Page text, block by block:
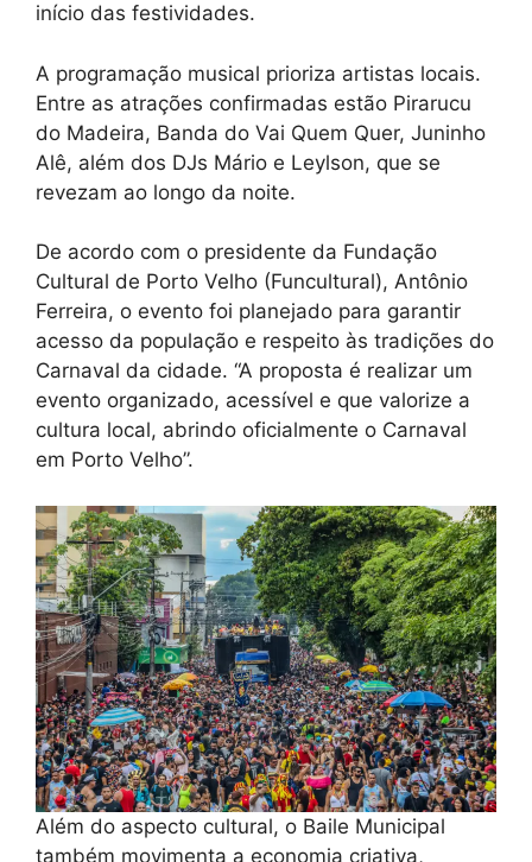
início das festividades.
A programação musical prioriza artistas locais.
Entre as atrações confirmadas estão Pirarucu
do Madeira, Banda do Vai Quem Quer, Juninho
Alê, além dos DJs Mário e Leylson, que se
revezam ao longo da noite.
De acordo com o presidente da Fundação
Cultural de Porto Velho (Funcultural), Antônio
Ferreira, o evento foi planejado para garantir
acesso da população e respeito às tradições do
Carnaval da cidade. “A proposta é realizar um
evento organizado, acessível e que valorize a
cultura local, abrindo oficialmente o Carnaval
em Porto Velho”.
Além do aspecto cultural, o Baile Municipal
também movimenta a economia criativa,